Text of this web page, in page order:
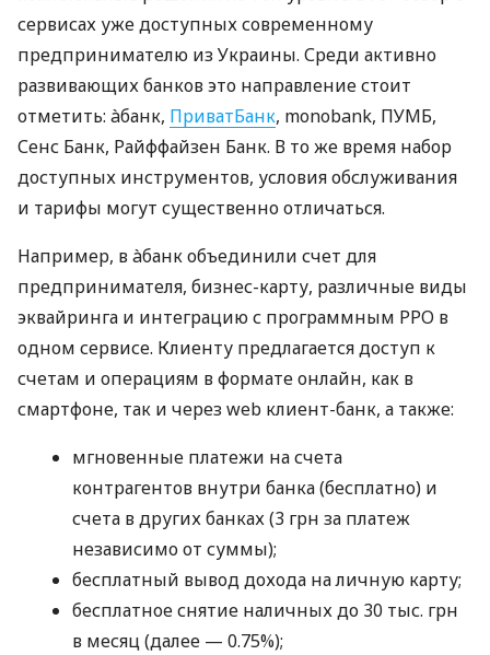
сервисах уже доступных современному
предпринимателю из Украины. Среди активно
развивающих банков это направление стоит
отметить: àбанк, ПриватБанк, monobank, ПУМБ,
Сенс Банк, Райффайзен Банк. В то же время набор
доступных инструментов, условия обслуживания
и тарифы могут существенно отличаться.
Например, в àбанк объединили счет для
предпринимателя, бизнес-карту, различные виды
эквайринга и интеграцию с программным РРО в
одном сервисе. Клиенту предлагается доступ к
счетам и операциям в формате онлайн, как в
смартфоне, так и через web клиент-банк, а также:
мгновенные платежи на счета
контрагентов внутри банка (бесплатно) и
счета в других банках (3 грн за платеж
независимо от суммы);
бесплатный вывод дохода на личную карту;
бесплатное снятие наличных до 30 тыс. грн
в месяц (далее — 0.75%);